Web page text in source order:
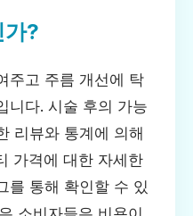
가?
주고 주름 개선에 탁
니다. 시술 후의 가능
리뷰와 통계에 의해
가격에 대한 자세한
를 통해 확인할 수 있